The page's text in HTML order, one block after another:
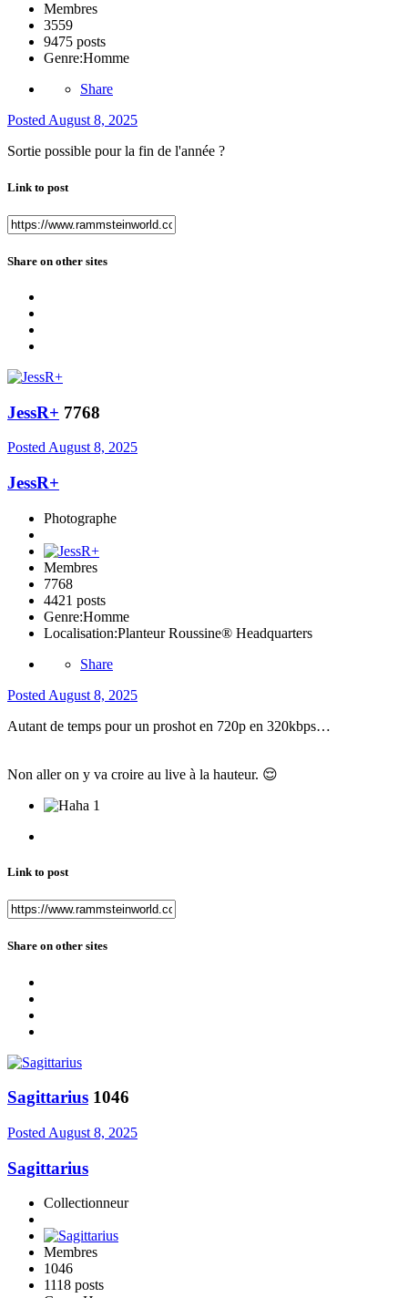
Membres
3559
9475 posts
Genre:Homme
Share
Posted August 8, 2025
Sortie possible pour la fin de l'année ?
Link to post
Share on other sites
JessR+ 7768
PostedAugust 8, 2025
JessR+
Photographe
Membres
7768
4421 posts
Genre:Homme
Localisation:Planteur Roussine® Headquarters
Share
Posted August 8, 2025
Autant de temps pour un proshot en 720p en 320kbps…
Non aller on y va croire au live à la hauteur. 😌
1
Link to post
Share on other sites
Sagittarius 1046
Posted August 8, 2025
Sagittarius
Collectionneur
Membres
1046
1118 posts